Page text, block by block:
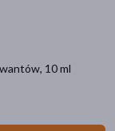
10 ml